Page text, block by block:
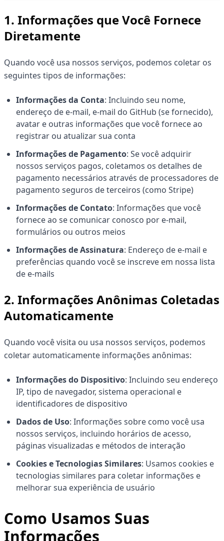
1. Informações que Você Fornece
Diretamente
Quando você usa nossos serviços, podemos coletar os
seguintes tipos de informações:
Informações da Conta: Incluindo seu nome,
endereço de e-mail, e-mail do GitHub (se fornecido),
avatar e outras informações que você fornece ao
registrar ou atualizar sua conta
Informações de Pagamento: Se você adquirir
nossos serviços pagos, coletamos os detalhes de
pagamento necessários através de processadores de
pagamento seguros de terceiros (como Stripe)
Informações de Contato: Informações que você
fornece ao se comunicar conosco por e-mail,
formulários ou outros meios
Informações de Assinatura: Endereço de e-mail e
preferências quando você se inscreve em nossa lista
de e-mails
2. Informações Anônimas Coletadas
Automaticamente
Quando você visita ou usa nossos serviços, podemos
coletar automaticamente informações anônimas:
Informações do Dispositivo: Incluindo seu endereço
IP, tipo de navegador, sistema operacional e
identificadores de dispositivo
Dados de Uso: Informações sobre como você usa
nossos serviços, incluindo horários de acesso,
páginas visualizadas e métodos de interação
Cookies e Tecnologias Similares: Usamos cookies e
tecnologias similares para coletar informações e
melhorar sua experiência de usuário
Como Usamos Suas
Informações